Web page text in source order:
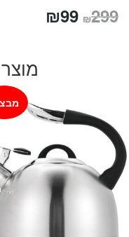
₪299 המחיר
₪99
הוא:
₪99.